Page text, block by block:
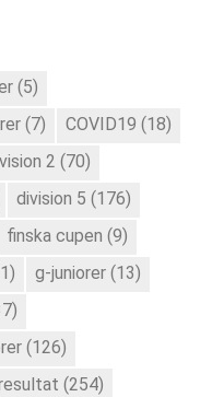
(5)
(7) COVID19 (18)
2 (70)
division 5 (176)
finska cupen (9)
g-juniorer (13)
(126)
(254)